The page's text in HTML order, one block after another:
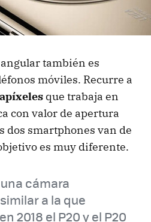
también es
móviles. Recurre a
que trabaja en
con valor de apertura
dos smartphones van de
es muy diferente.
cámara
a la que
2018 el P20 y el P20